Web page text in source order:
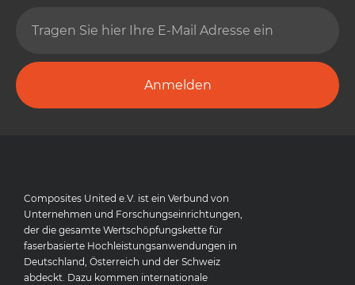
Anmelden
Composites United e.V. ist ein Verbund von
Unternehmen und Forschungseinrichtungen,
der die gesamte Wertschöpfungskette für
faserbasierte Hochleistungsanwendungen in
Deutschland, Österreich und der Schweiz
abdeckt. Dazu kommen internationale